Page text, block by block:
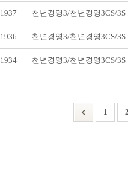
1937 천년경영3/천년경영3CS/
1936 천년경영3/천년경영3CS/
1934 천년경영3/천년경영3CS/
1